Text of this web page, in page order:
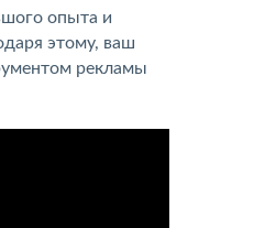
опыта и
этому, ваш
рекламы